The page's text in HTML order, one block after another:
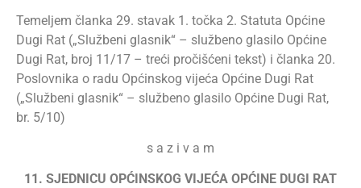
Temeljem članka 29. stavak 1. točka 2. Statuta Općine
Dugi Rat („Službeni glasnik“ – službeno glasilo Općine
Dugi Rat, broj 11/17 – treći pročišćeni tekst) i članka 20.
Poslovnika o radu Općinskog vijeća Općine Dugi Rat
(„Službeni glasnik“ – službeno glasilo Općine Dugi Rat,
br. 5/10)
s a z i v a m
11. SJEDNICU OPĆINSKOG VIJEĆA OPĆINE DUGI RAT